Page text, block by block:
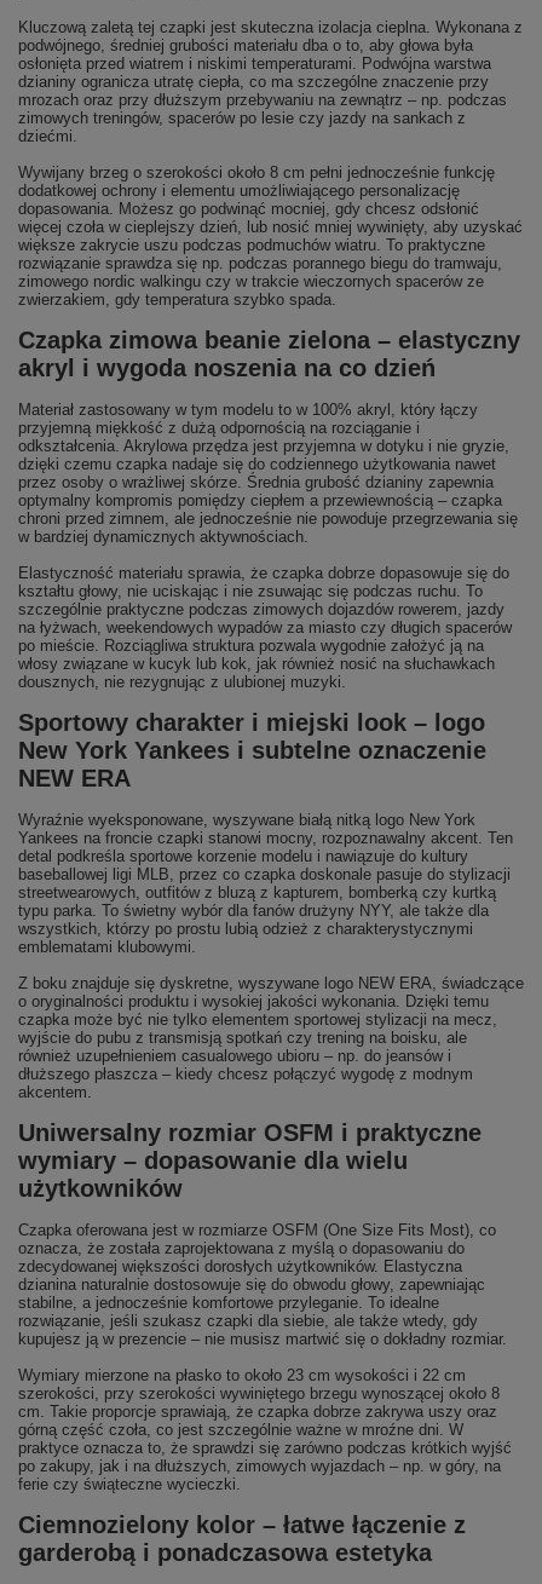
Kluczową zaletą tej czapki jest skuteczna izolacja cieplna. Wykonana z
podwójnego, średniej grubości materiału dba o to, aby głowa była
osłonięta przed wiatrem i niskimi temperaturami. Podwójna warstwa
dzianiny ogranicza utratę ciepła, co ma szczególne znaczenie przy
mrozach oraz przy dłuższym przebywaniu na zewnątrz – np. podczas
zimowych treningów, spacerów po lesie czy jazdy na sankach z
dziećmi.
Wywijany brzeg o szerokości około 8 cm pełni jednocześnie funkcję
dodatkowej ochrony i elementu umożliwiającego personalizację
dopasowania. Możesz go podwinąć mocniej, gdy chcesz odsłonić
więcej czoła w cieplejszy dzień, lub nosić mniej wywinięty, aby uzyskać
większe zakrycie uszu podczas podmuchów wiatru. To praktyczne
rozwiązanie sprawdza się np. podczas porannego biegu do tramwaju,
zimowego nordic walkingu czy w trakcie wieczornych spacerów ze
zwierzakiem, gdy temperatura szybko spada.
Czapka zimowa beanie zielona – elastyczny
akryl i wygoda noszenia na co dzień
Materiał zastosowany w tym modelu to w 100% akryl, który łączy
przyjemną miękkość z dużą odpornością na rozciąganie i
odkształcenia. Akrylowa przędza jest przyjemna w dotyku i nie gryzie,
dzięki czemu czapka nadaje się do codziennego użytkowania nawet
przez osoby o wrażliwej skórze. Średnia grubość dzianiny zapewnia
optymalny kompromis pomiędzy ciepłem a przewiewnością – czapka
chroni przed zimnem, ale jednocześnie nie powoduje przegrzewania się
w bardziej dynamicznych aktywnościach.
Elastyczność materiału sprawia, że czapka dobrze dopasowuje się do
kształtu głowy, nie uciskając i nie zsuwając się podczas ruchu. To
szczególnie praktyczne podczas zimowych dojazdów rowerem, jazdy
na łyżwach, weekendowych wypadów za miasto czy długich spacerów
po mieście. Rozciągliwa struktura pozwala wygodnie założyć ją na
włosy związane w kucyk lub kok, jak również nosić na słuchawkach
dousznych, nie rezygnując z ulubionej muzyki.
Sportowy charakter i miejski look – logo
New York Yankees i subtelne oznaczenie
NEW ERA
Wyraźnie wyeksponowane, wyszywane białą nitką logo New York
Yankees na froncie czapki stanowi mocny, rozpoznawalny akcent. Ten
detal podkreśla sportowe korzenie modelu i nawiązuje do kultury
baseballowej ligi MLB, przez co czapka doskonale pasuje do stylizacji
streetwearowych, outfitów z bluzą z kapturem, bomberką czy kurtką
typu parka. To świetny wybór dla fanów drużyny NYY, ale także dla
wszystkich, którzy po prostu lubią odzież z charakterystycznymi
emblematami klubowymi.
Z boku znajduje się dyskretne, wyszywane logo NEW ERA, świadczące
o oryginalności produktu i wysokiej jakości wykonania. Dzięki temu
czapka może być nie tylko elementem sportowej stylizacji na mecz,
wyjście do pubu z transmisją spotkań czy trening na boisku, ale
również uzupełnieniem casualowego ubioru – np. do jeansów i
dłuższego płaszcza – kiedy chcesz połączyć wygodę z modnym
akcentem.
Uniwersalny rozmiar OSFM i praktyczne
wymiary – dopasowanie dla wielu
użytkowników
Czapka oferowana jest w rozmiarze OSFM (One Size Fits Most), co
oznacza, że została zaprojektowana z myślą o dopasowaniu do
zdecydowanej większości dorosłych użytkowników. Elastyczna
dzianina naturalnie dostosowuje się do obwodu głowy, zapewniając
stabilne, a jednocześnie komfortowe przyleganie. To idealne
rozwiązanie, jeśli szukasz czapki dla siebie, ale także wtedy, gdy
kupujesz ją w prezencie – nie musisz martwić się o dokładny rozmiar.
Wymiary mierzone na płasko to około 23 cm wysokości i 22 cm
szerokości, przy szerokości wywiniętego brzegu wynoszącej około 8
cm. Takie proporcje sprawiają, że czapka dobrze zakrywa uszy oraz
górną część czoła, co jest szczególnie ważne w mroźne dni. W
praktyce oznacza to, że sprawdzi się zarówno podczas krótkich wyjść
po zakupy, jak i na dłuższych, zimowych wyjazdach – np. w góry, na
ferie czy świąteczne wycieczki.
Ciemnozielony kolor – łatwe łączenie z
garderobą i ponadczasowa estetyka